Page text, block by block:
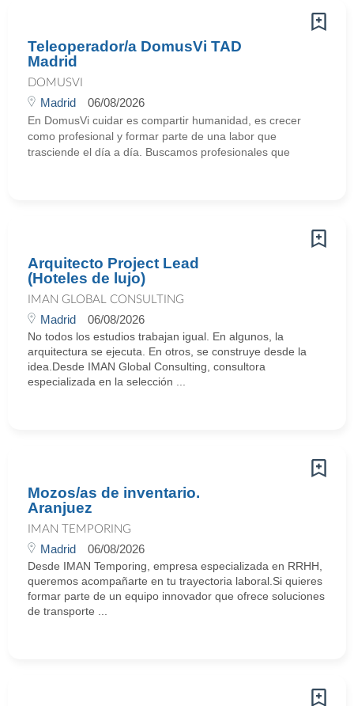
Teleoperador/a DomusVi TAD
Madrid
DOMUSVI
Madrid 06/08/2026
En DomusVi cuidar es compartir humanidad, es crecer
como profesional y formar parte de una labor que
trasciende el día a día. Buscamos profesionales que
Arquitecto Project Lead
(Hoteles de lujo)
IMAN GLOBAL CONSULTING
Madrid 06/08/2026
No todos los estudios trabajan igual. En algunos, la
arquitectura se ejecuta. En otros, se construye desde la
idea.Desde IMAN Global Consulting, consultora
especializada en la selección ...
Mozos/as de inventario.
Aranjuez
IMAN TEMPORING
Madrid 06/08/2026
Desde IMAN Temporing, empresa especializada en RRHH,
queremos acompañarte en tu trayectoria laboral.Si quieres
formar parte de un equipo innovador que ofrece soluciones
de transporte ...